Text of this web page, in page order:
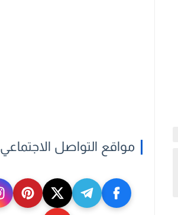
مواقع التواصل الاجتماعي